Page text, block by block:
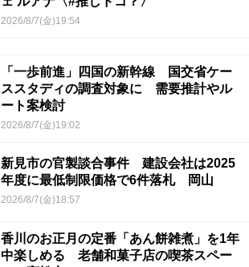
2026/8/7(金)19:54
「一歩前進」四国の新幹線 国交省ケー
ススタディの調査対象に 需要推計やル
ート案検討
2026/8/7(金)19:02
新見市の官製談合事件 建設会社は2025
年度に最低制限価格で6件落札 岡山
2026/8/7(金)18:57
香川のお正月の定番「あん餅雑煮」を1年
中楽しめる 老舗和菓子店の喫茶スペー